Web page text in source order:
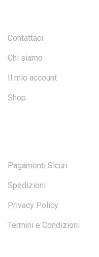
Contattaci
Chi siamo
Il mio account
Shop
Pagamenti Sicuri
Spedizioni
Privacy Policy
Termini e Condizioni